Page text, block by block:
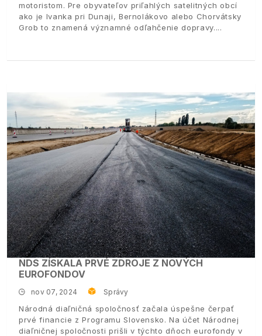
motoristom. Pre obyvateľov priľahlých satelitných obcí
ako je Ivanka pri Dunaji, Bernolákovo alebo Chorvátsky
Grob to znamená významné odľahčenie dopravy.
NDS ZÍSKALA PRVÉ ZDROJE Z NOVÝCH
EUROFONDOV
nov 07, 2024 Správy
Národná diaľničná spoločnosť začala úspešne čerpať
prvé financie z Programu Slovensko. Na účet Národnej
diaľničnej spoločnosti prišli v týchto dňoch eurofondy v